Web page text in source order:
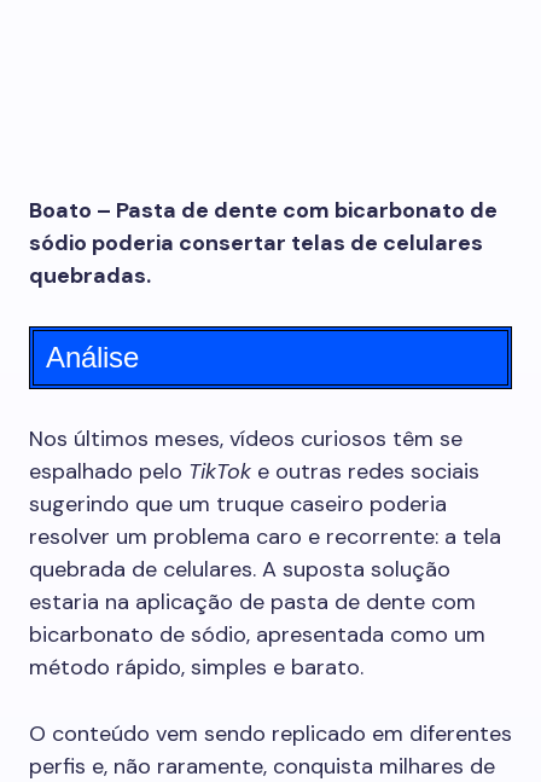
Boato – Pasta de dente com bicarbonato de
sódio poderia consertar telas de celulares
quebradas.
Análise
Nos últimos meses, vídeos curiosos têm se
espalhado pelo TikTok e outras redes sociais
sugerindo que um truque caseiro poderia
resolver um problema caro e recorrente: a tela
quebrada de celulares. A suposta solução
estaria na aplicação de pasta de dente com
bicarbonato de sódio, apresentada como um
método rápido, simples e barato.
O conteúdo vem sendo replicado em diferentes
perfis e, não raramente, conquista milhares de